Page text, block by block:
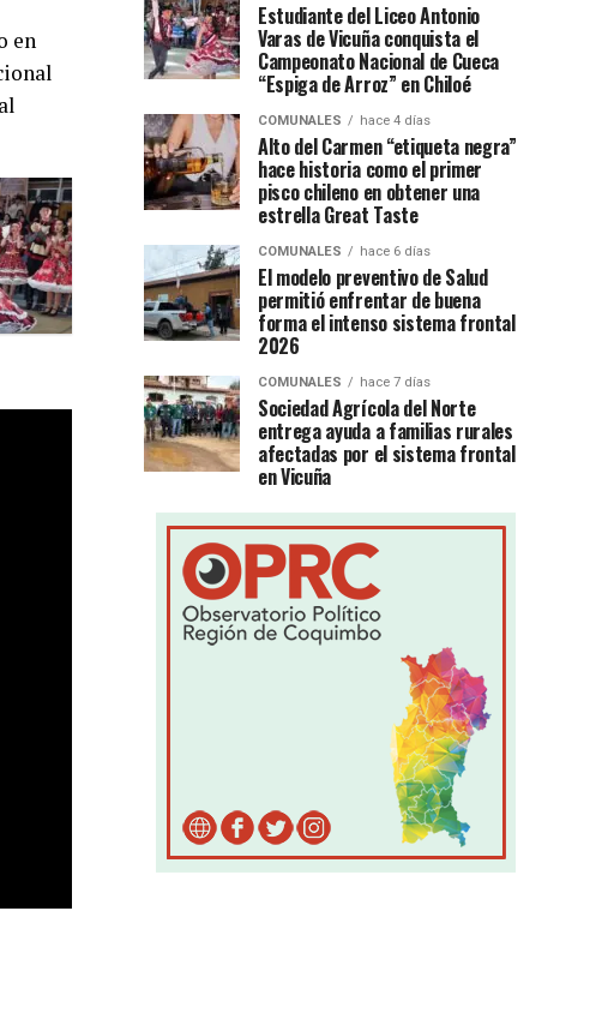
en
Estudiante del Liceo Antonio
Varas de Vicuña conquista el
Campeonato Nacional de Cueca
“Espiga de Arroz” en Chiloé
COMUNALES hace 4 días
Alto del Carmen “etiqueta negra”
hace historia como el primer
pisco chileno en obtener una
estrella Great Taste
COMUNALES hace 6 días
El modelo preventivo de Salud
permitió enfrentar de buena
forma el intenso sistema frontal
2026
COMUNALES hace 7 días
Sociedad Agrícola del Norte
entrega ayuda a familias rurales
afectadas por el sistema frontal
en Vicuña